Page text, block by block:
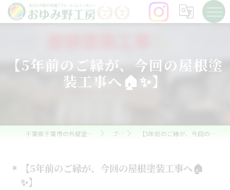
【5年前のご縁が、今回の屋根塗
装工事へ🏠✨】
千葉県千葉市の外壁塗装ならおゆみ野工房 ブログ 【5年前のご縁が、今回の屋根塗装工事へ🏠✨】
【5年前のご縁が、今回の屋根塗装工事へ🏠
✨】